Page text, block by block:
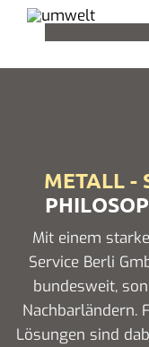
METALL -
Mit einem
Service Berli
bundesweit,
Nachbarländern.
Lösungen sind